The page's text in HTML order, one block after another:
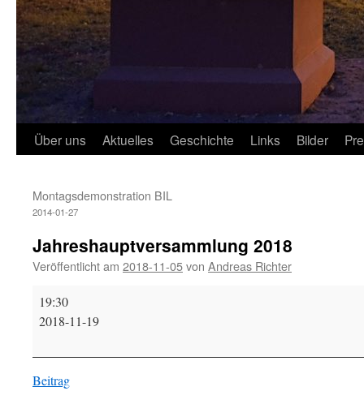
Über uns Aktuelles Geschichte Links Bilder
Montagsdemonstration BIL
2014-01-27
Jahreshauptversammlung 2018
Veröffentlicht am 2018-11-05von Andreas Richter
Jahreshauptversammlung
2018
19:30
2018-11-19
Beitrag